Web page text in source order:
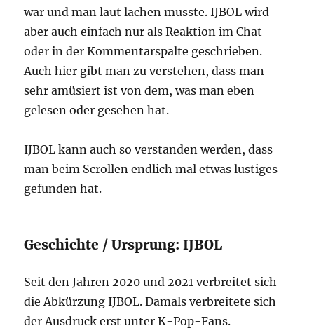
war und man laut lachen musste. IJBOL wird
aber auch einfach nur als Reaktion im Chat
oder in der Kommentarspalte geschrieben.
Auch hier gibt man zu verstehen, dass man
sehr amüsiert ist von dem, was man eben
gelesen oder gesehen hat.
IJBOL kann auch so verstanden werden, dass
man beim Scrollen endlich mal etwas lustiges
gefunden hat.
Geschichte / Ursprung: IJBOL
Seit den Jahren 2020 und 2021 verbreitet sich
die Abkürzung IJBOL. Damals verbreitete sich
der Ausdruck erst unter K-Pop-Fans.